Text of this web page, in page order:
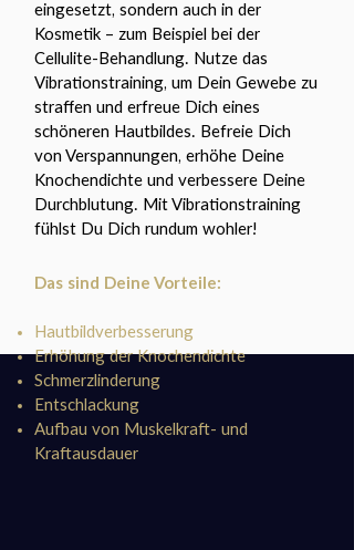
eingesetzt, sondern auch in der
Kosmetik – zum Beispiel bei der
Cellulite-Behandlung. Nutze das
Vibrationstraining, um Dein Gewebe zu
straffen und erfreue Dich eines
schöneren Hautbildes. Befreie Dich
von Verspannungen, erhöhe Deine
Knochendichte und verbessere Deine
Durchblutung. Mit Vibrationstraining
fühlst Du Dich rundum wohler!
Das sind Deine Vorteile:
Hautbildverbesserung
Erhöhung der Knochendichte
Schmerzlinderung
Entschlackung
Aufbau von Muskelkraft- und
Kraftausdauer